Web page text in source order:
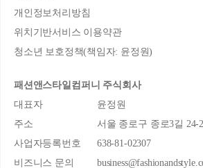
개인정보처리방침
위치기반서비스 이용약관
청소년 보호정책(책임자: 윤정원)
패션앤스타일컴퍼니 주식회사
대표자
윤정원
주소
서울 종로구 종로3길 24-
사업자등록번호
638-81-02307
비즈니스 문의